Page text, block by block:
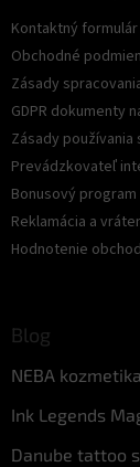
Kontaktný formulár
Obchodné
Zásady
GDPR dokumenty
Zásady
Prevádzkovateľ
Bonusový program
Reklamácia a
Hodnotenie
Blog
NEBA kozmetika
Ink Legends
Danube tattoo